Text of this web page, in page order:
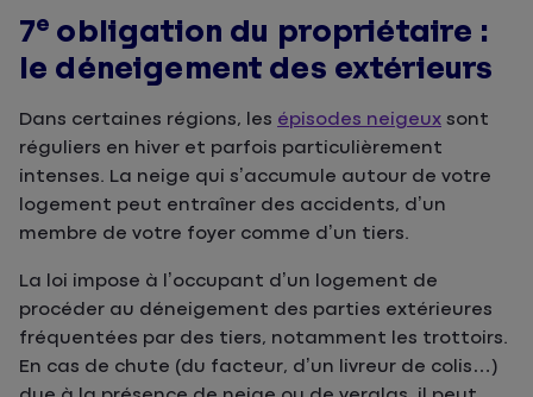
7e obligation du propriétaire :
le déneigement des extérieurs
Dans certaines régions, les épisodes neigeux sont
réguliers en hiver et parfois particulièrement
intenses. La neige qui s’accumule autour de votre
logement peut entraîner des accidents, d’un
membre de votre foyer comme d’un tiers.
La loi impose à l’occupant d’un logement de
procéder au déneigement des parties extérieures
fréquentées par des tiers, notamment les trottoirs.
En cas de chute (du facteur, d’un livreur de colis…)